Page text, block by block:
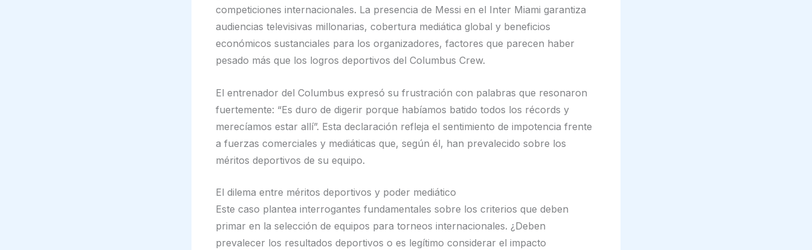
competiciones internacionales. La presencia de Messi en el Inter Miami garantiza
audiencias televisivas millonarias, cobertura mediática global y beneficios
económicos sustanciales para los organizadores, factores que parecen haber
pesado más que los logros deportivos del Columbus Crew.
El entrenador del Columbus expresó su frustración con palabras que resonaron
fuertemente: “Es duro de digerir porque habíamos batido todos los récords y
merecíamos estar allí”. Esta declaración refleja el sentimiento de impotencia frente
a fuerzas comerciales y mediáticas que, según él, han prevalecido sobre los
méritos deportivos de su equipo.
El dilema entre méritos deportivos y poder mediático
Este caso plantea interrogantes fundamentales sobre los criterios que deben
primar en la selección de equipos para torneos internacionales. ¿Deben
prevalecer los resultados deportivos o es legítimo considerar el impacto